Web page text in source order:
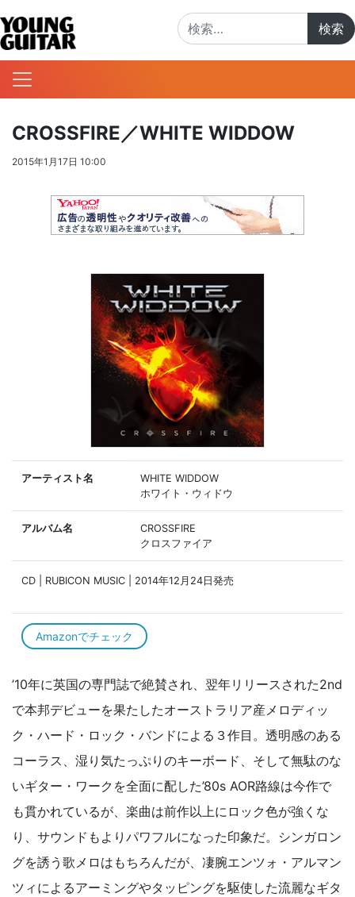
CROSSFIRE／WHITE WIDDOW
2015年1月17日 10:00
アーティスト名
WHITE WIDDOW
ホワイト・ウィドウ
アルバム名
CROSSFIRE
クロスファイア
CD | RUBICON MUSIC | 2014年12月24日発売
Amazonでチェック
’10年に英国の専門誌で絶賛され、翌年リリースされた2nd
で本邦デビューを果たしたオーストラリア産メロディッ
ク・ハード・ロック・バンドによる３作目。透明感のある
コーラス、湿り気たっぷりのキーボード、そして無駄のな
いギター・ワークを全面に配した’80s AOR路線は今作で
も貫かれているが、楽曲は前作以上にロック色が強くな
り、サウンドもよりパワフルになった印象だ。シンガロン
グを誘う歌メロはもちろんだが、凄腕エンツォ・アルマン
ツィによるアーミングやタッピングを駆使した流麗なギタ